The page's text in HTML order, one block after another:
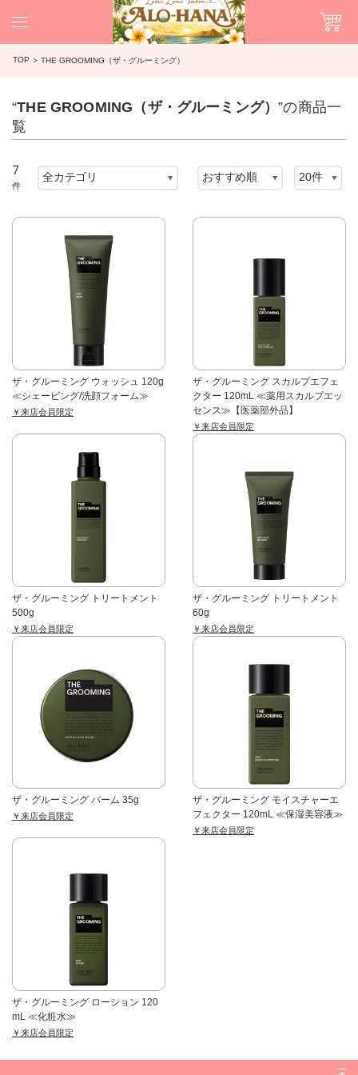
TOP THE GROOMING（ザ・グルーミング）
“THE GROOMING（ザ・グルーミング）”の商品一
覧
7
件
ザ・グルーミング ウォッシュ 120g
≪シェービング/洗顔フォーム≫
￥来店会員限定
ザ・グルーミング スカルプエフェ
クター 120mL ≪薬用スカルプエッ
センス≫【医薬部外品】
￥来店会員限定
ザ・グルーミング トリートメント
500g
￥来店会員限定
ザ・グルーミング トリートメント
60g
￥来店会員限定
ザ・グルーミング バーム 35g
￥来店会員限定
ザ・グルーミング モイスチャーエ
フェクター 120mL ≪保湿美容液≫
￥来店会員限定
ザ・グルーミング ローション 120
mL ≪化粧水≫
￥来店会員限定